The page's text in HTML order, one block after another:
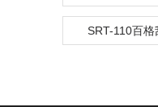
SRT-110百